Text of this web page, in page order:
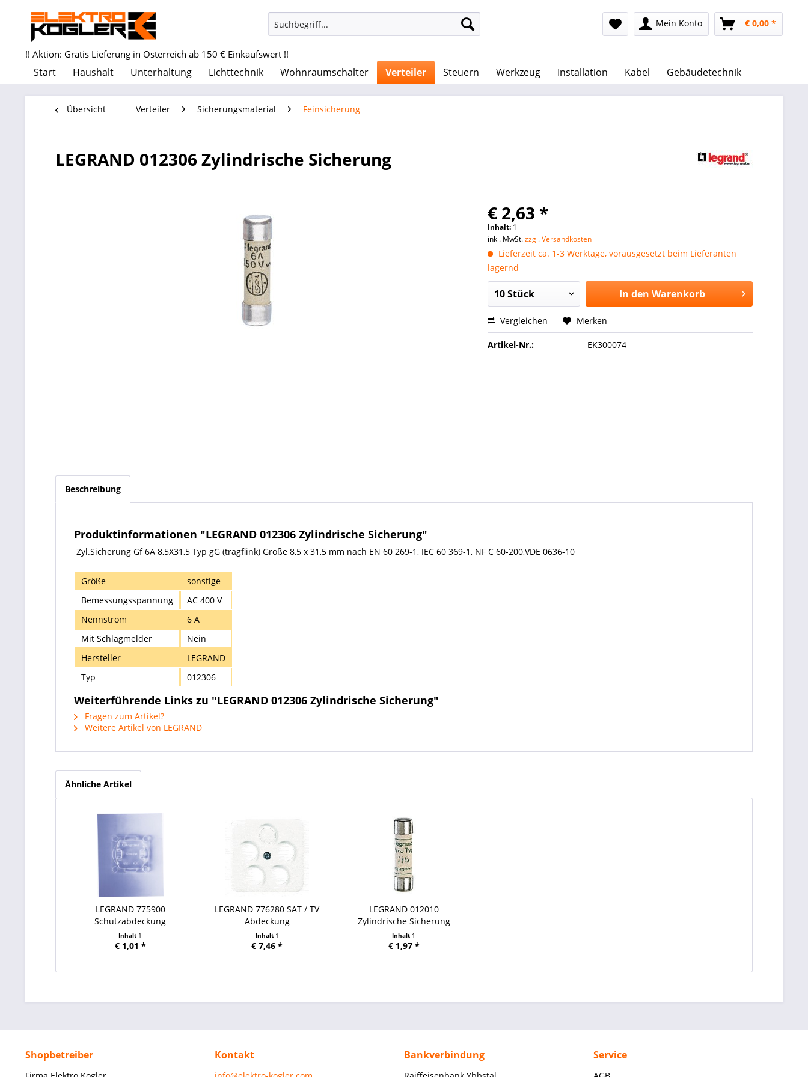
Mein Konto € 0,00 *
!! Aktion: Gratis Lieferung in Österreich ab 150 € Einkaufswert !!
Start Haushalt Unterhaltung Lichttechnik Wohnraumschalter Verteiler Steuern Werkzeug Installation Kabel Gebäudetechnik
Übersicht Verteiler Sicherungsmaterial Feinsicherung
LEGRAND 012306 Zylindrische Sicherung
€ 2,63 *
Inhalt: 1
inkl. MwSt.zzgl. Versandkosten
Lieferzeit ca. 1-3 Werktage, vorausgesetzt beim Lieferanten
lagernd
In den Warenkorb
Vergleichen Merken
Artikel-Nr.: EK300074
Beschreibung
Produktinformationen "LEGRAND 012306 Zylindrische Sicherung"
Zyl.Sicherung Gf 6A 8,5X31,5 Typ gG (trägflink) Größe 8,5 x 31,5 mm nach EN 60 269-1, IEC 60 369-1, NF C 60-200,VDE 0636-10
Größe
sonstige
Bemessungsspannung
AC 400 V
Nennstrom
6 A
Mit Schlagmelder
Nein
Hersteller
LEGRAND
Typ
012306
Weiterführende Links zu "LEGRAND 012306 Zylindrische Sicherung"
Fragen zum Artikel?
Weitere Artikel von LEGRAND
Ähnliche Artikel
LEGRAND 775900
Schutzabdeckung
Inhalt 1
€ 1,01 *
LEGRAND 776280 SAT / TV
Abdeckung
Inhalt 1
€ 7,46 *
LEGRAND 012010
Zylindrische Sicherung
Inhalt 1
€ 1,97 *
Shopbetreiber Kontakt Bankverbindung Service